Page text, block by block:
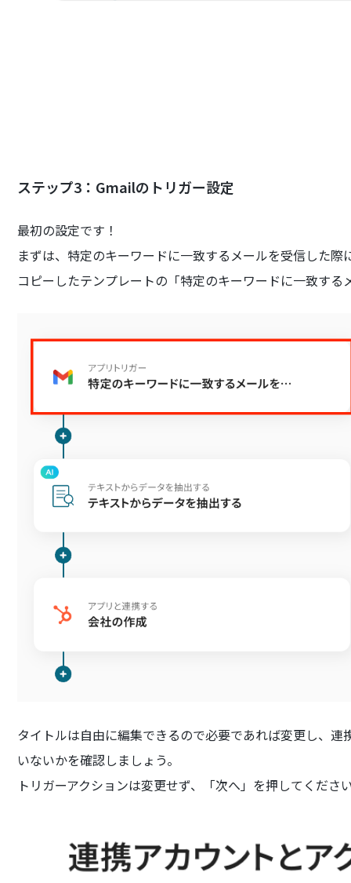
ステップ3：Gmailのトリガー設定
最初の設定です！
まずは、特定のキーワードに一致するメールを受信した
コピーしたテンプレートの「特定のキーワードに一致す
タイトルは自由に編集できるので必要であれば変更し、
いないかを確認しましょう。
トリガーアクションは変更せず、「次へ」を押してくださ